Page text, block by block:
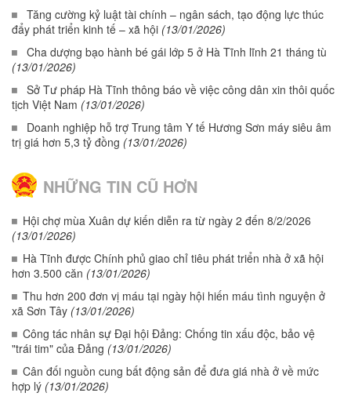
Tăng cường kỷ luật tài chính – ngân sách, tạo động lực thúc
đẩy phát triển kinh tế – xã hội (13/01/2026)
Cha dượng bạo hành bé gái lớp 5 ở Hà Tĩnh lĩnh 21 tháng tù
(13/01/2026)
Sở Tư pháp Hà Tĩnh thông báo về việc công dân xin thôi quốc
tịch Việt Nam (13/01/2026)
Doanh nghiệp hỗ trợ Trung tâm Y tế Hương Sơn máy siêu âm
trị giá hơn 5,3 tỷ đồng (13/01/2026)
NHỮNG TIN CŨ HƠN
Hội chợ mùa Xuân dự kiến diễn ra từ ngày 2 đến 8/2/2026
(13/01/2026)
Hà Tĩnh được Chính phủ giao chỉ tiêu phát triển nhà ở xã hội
hơn 3.500 căn (13/01/2026)
Thu hơn 200 đơn vị máu tại ngày hội hiến máu tình nguyện ở
xã Sơn Tây (13/01/2026)
Công tác nhân sự Đại hội Đảng: Chống tin xấu độc, bảo vệ
"trái tim" của Đảng (13/01/2026)
Cân đối nguồn cung bất động sản để đưa giá nhà ở về mức
hợp lý (13/01/2026)